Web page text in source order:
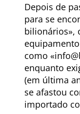
Depois de
para se
bilionários ,
como
enquanto
(em última
se afastou
importado